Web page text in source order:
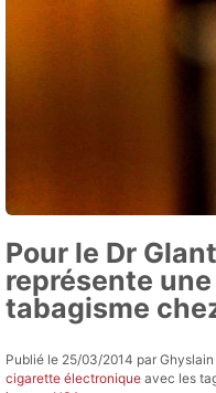
Pour le Dr
représente
tabagisme
Publié le 25/03/2014 par
cigarette électronique avec les